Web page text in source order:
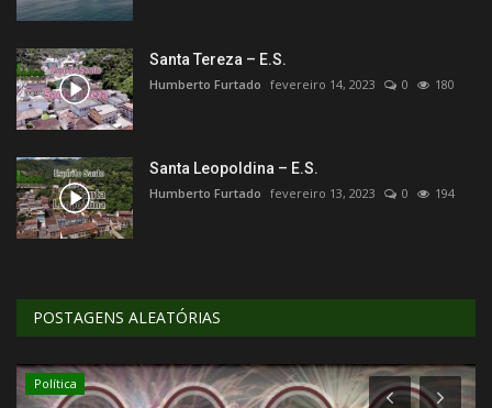
Santa Tereza – E.S.
Humberto Furtado fevereiro 14, 2023 0 180
Santa Leopoldina – E.S.
Humberto Furtado fevereiro 13, 2023 0 194
POSTAGENS ALEATÓRIAS
Política